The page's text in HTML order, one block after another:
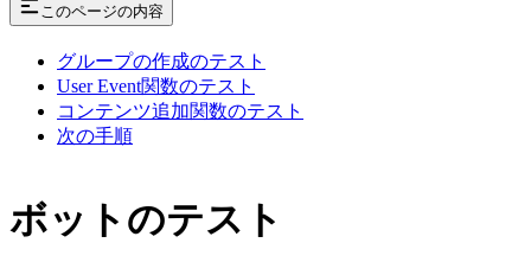
このページの内容
グループの作成のテスト
User Event関数のテスト
コンテンツ追加関数のテスト
次の手順
ボットのテスト